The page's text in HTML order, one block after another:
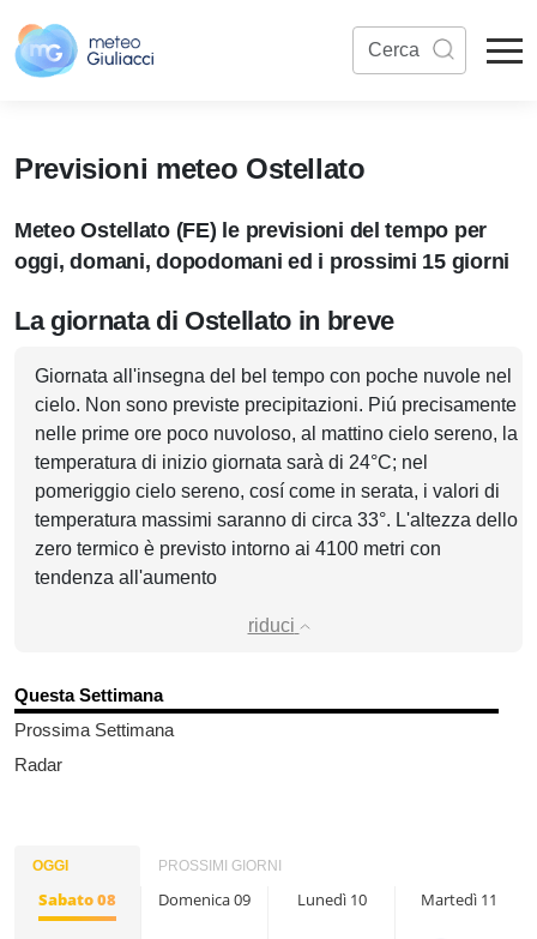
Previsioni meteo Ostellato
Meteo Ostellato (FE) le previsioni del tempo per
oggi, domani, dopodomani ed i prossimi 15 giorni
La giornata di Ostellato in breve
Giornata all'insegna del bel tempo con poche nuvole nel
cielo. Non sono previste precipitazioni. Piú precisamente
nelle prime ore poco nuvoloso, al mattino cielo sereno, la
temperatura di inizio giornata sarà di 24°C; nel
pomeriggio cielo sereno, cosí come in serata, i valori di
temperatura massimi saranno di circa 33°. L'altezza dello
zero termico è previsto intorno ai 4100 metri con
tendenza all'aumento
riduci
Questa Settimana
Prossima Settimana
Radar
OGGI PROSSIMI GIORNI
Sabato 08 Domenica 09 Lunedì 10 Martedì 11